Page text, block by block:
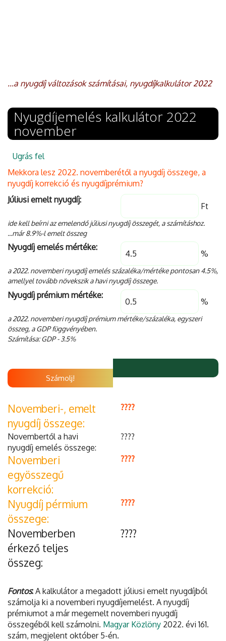
...a nyugdíj változások számításai, nyugdíjkalkulátor 2022
Nyugdíjemelés kalkulátor 2022
november
Ugrás fel
Mekkora lesz 2022. novemberétől a nyugdíj összege, a
nyugdíj korrekció és nyugdíjprémium?
Júliusi emelt nyugdíj:
Ft
ide kell beírni az emelendő júliusi nyugdíj összegét, a számításhoz.
...már 8.9%-l emelt összeg
Nyugdíj emelés mértéke:
%
a 2022. novemberi nyugdíj emelés százaléka/mértéke pontosan 4.5%,
amellyel tovább növekszik a havi nyugdíj összege.
Nyugdíj prémium mértéke:
%
a 2022. novemberi nyugdíj prémium mértéke/százaléka, egyszeri
összeg, a GDP függvényében.
Számítása: GDP - 3.5%
Számolj!
Novemberi-, emelt
nyugdíj összege:
????
Novembertől a havi
nyugdíj emelés összege:
????
Novemberi
egyösszegű
korrekció:
????
Nyugdíj pérmium
összege:
????
Novemberben
érkező teljes
összeg:
????
Fontos: A kalkulátor a megadott júliusi emelt nyugdíjból
számolja ki a novemberi nyugdíjemelést. A nyugdíj
prémiumot a már megemelt novemberi nyugdíj
összegéből kell számolni. Magyar Közlöny 2022. évi 161.
szám, megjelent október 5-én.